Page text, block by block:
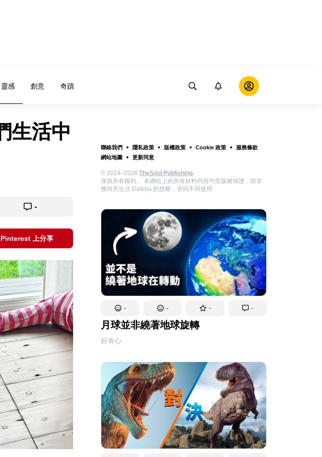
靈感 創意 奇蹟
聯絡我們 隱私政策 版權政策 Cookie 政策
服務條款
網站地圖
更新同意
© 2014–2026 TheSoul Publishing.
保留所有權利。 本網站上的所有材料內容均受版權保護，除非
獲得亮生活 Daleba 的授權，否則不得使用
- - - -
月球並非繞著地球旋轉
好奇心
生活中
-
上分享